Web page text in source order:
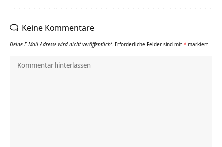
Keine Kommentare
Deine E-Mail-Adresse wird nicht veröffentlicht. Erforderliche Felder sind mit * markiert.